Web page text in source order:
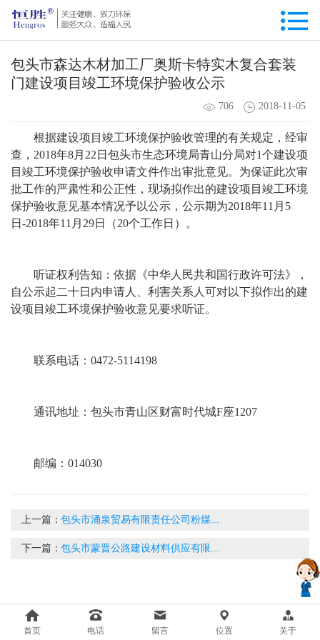
包头市森达木材加工厂奥斯卡特实木复合套装
门建设项目竣工环境保护验收公示
706 2018-11-05
根据建设项目竣工环境保护验收管理的有关规定，经审
查，2018年8月22日包头市生态环境局青山分局对1个建设项
目竣工环境保护验收申请文件作出审批意见。为保证此次审
批工作的严肃性和公正性，现场拟作出的建设项目竣工环境
保护验收意见基本情况予以公示，公示期为2018年11月5
日-2018年11月29日（20个工作日）。
听证权利告知：依据《中华人民共和国行政许可法》，
自公示起二十日内申请人、利害关系人可对以下拟作出的建
设项目竣工环境保护验收意见要求听证。
联系电话：0472-5114198
通讯地址：包头市青山区财富时代城F座1207
邮编：014030
上一篇：包头市涌泉贸易有限责任公司粉煤...
下一篇：包头市蒙晋公路建设材料供应有限...
首页 电话 留言 位置 关于